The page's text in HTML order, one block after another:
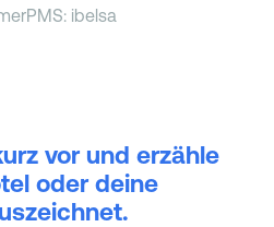
PMS: ibelsa
vor und erzähle
oder deine